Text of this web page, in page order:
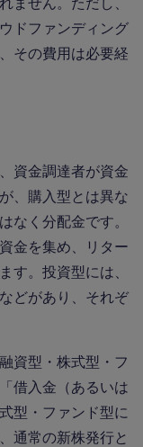
ません。ただし、
ドファンディング
その費用は必要経
資金調達者が資金
、購入型とは異な
なく分配金です。
金を集め、リター
す。投資型には、
どがあり、それぞ
資型・株式型・フ
借入金（あるいは
型・ファンド型に
通常の新株発行と